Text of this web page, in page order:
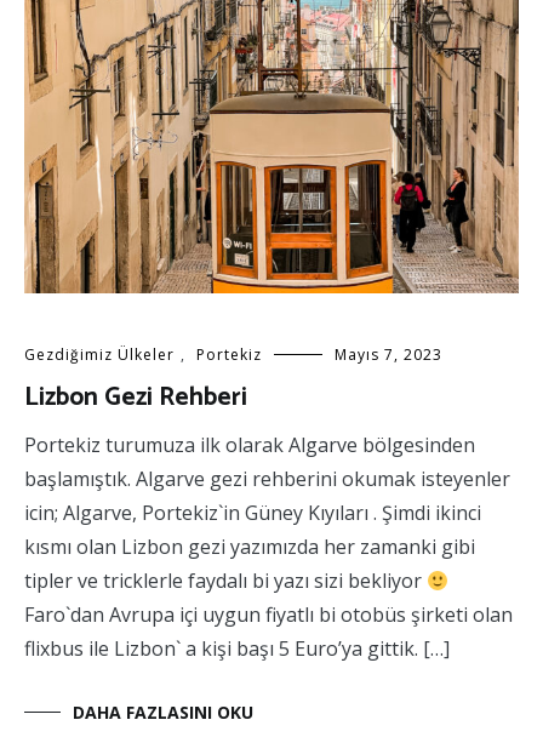
Gezdiğimiz Ülkeler , Portekiz Mayıs 7, 2023
Lizbon Gezi Rehberi
Portekiz turumuza ilk olarak Algarve bölgesinden
başlamıştık. Algarve gezi rehberini okumak isteyenler
icin; Algarve, Portekiz`in Güney Kıyıları . Şimdi ikinci
kısmı olan Lizbon gezi yazımızda her zamanki gibi
tipler ve tricklerle faydalı bi yazı sizi bekliyor
Faro`dan Avrupa içi uygun fiyatlı bi otobüs şirketi olan
flixbus ile Lizbon` a kişi başı 5 Euro’ya gittik. […]
DAHA FAZLASINI OKU